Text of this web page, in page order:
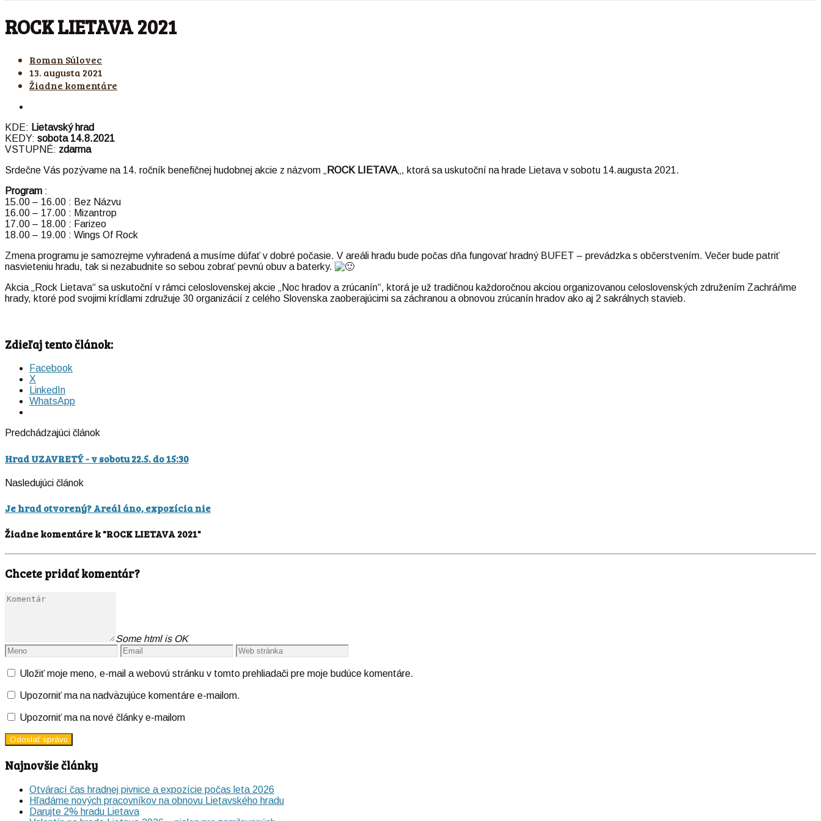
ROCK LIETAVA 2021
Roman Súlovec
13. augusta 2021
Žiadne komentáre
KDE: Lietavský hrad
KEDY: sobota 14.8.2021
VSTUPNÉ: zdarma
Srdečne Vás pozývame na 14. ročník benefičnej hudobnej akcie z názvom „
ROCK LIETAVA „, ktorá sa uskutoční na hrade Lietava v sobotu 14.augusta 2021.
Program :
15.00 – 16.00 : Bez Názvu
16.00 – 17.00 : Mizantrop
17.00 – 18.00 : Farizeo
18.00 – 19.00 : Wings Of Rock
Zmena programu je samozrejme vyhradená a musíme dúfať v dobré počasie. V areáli hradu bude počas dňa fungovať hradný BUFET – prevádzka s občerstvením. Večer bude patriť
nasvieteniu hradu, tak si nezabudnite so sebou zobrať pevnú obuv a baterky.
Akcia „Rock Lietava“ sa uskutoční v rámci celoslovenskej akcie „Noc hradov a zrúcanín“, ktorá je už tradičnou každoročnou akciou organizovanou celoslovenských združením Zachráňme
hrady, ktoré pod svojimi krídlami združuje 30 organizácií z celého Slovenska zaoberajúcimi sa záchranou a obnovou zrúcanín hradov ako aj 2 sakrálnych stavieb.
Zdieľaj tento článok:
Facebook
X
LinkedIn
WhatsApp
Predchádzajúci článok
Hrad UZAVRETÝ - v sobotu 22.5. do 15:30
Nasledujúci článok
Je hrad otvorený? Areál áno, expozícia nie
Žiadne komentáre k "ROCK LIETAVA 2021"
Chcete pridať komentár?
Some html is OK
Uložiť moje meno, e-mail a webovú stránku v tomto prehliadači pre moje budúce komentáre.
Upozorniť ma na nadväzujúce komentáre e-mailom.
Upozorniť ma na nové články e-mailom
Najnovšie články
Otvárací čas hradnej pivnice a expozície počas leta 2026
Hľadáme nových pracovníkov na obnovu Lietavského hradu
Darujte 2% hradu Lietava